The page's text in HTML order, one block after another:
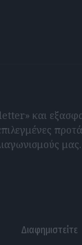
και
μας.
Διαφημιστείτε